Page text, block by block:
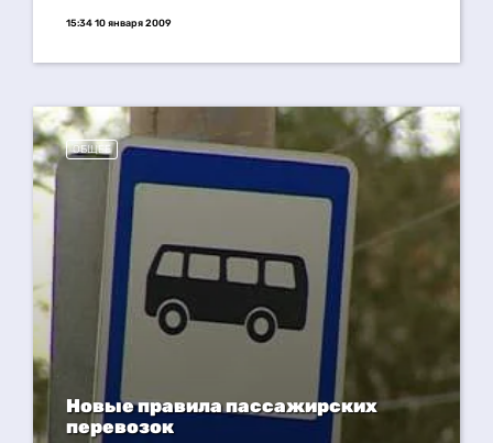
15:34 10 января 2009
ОБЩЕЕ
Новые правила пассажирских
перевозок